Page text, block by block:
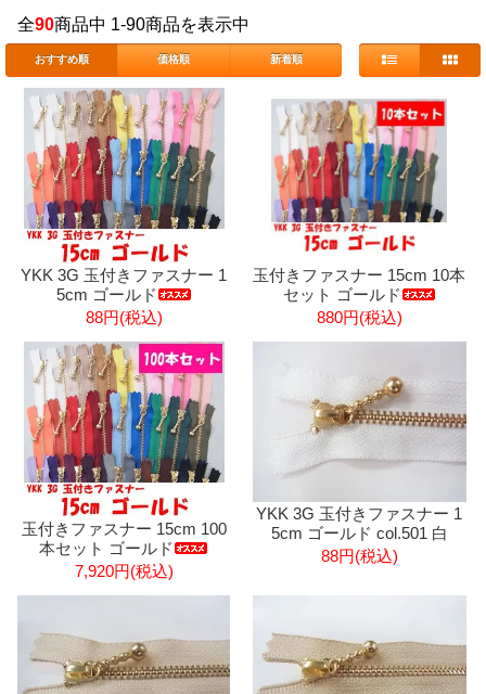
全90商品中 1-90商品を表示中
おすすめ順 価格順 新着順
YKK 3G 玉付きファスナー 1
5cm ゴールド
88円(税込)
玉付きファスナー 15cm 10本
セット ゴールド
880円(税込)
玉付きファスナー 15cm 100
本セット ゴールド
7,920円(税込)
YKK 3G 玉付きファスナー 1
5cm ゴールド col.501 白
88円(税込)